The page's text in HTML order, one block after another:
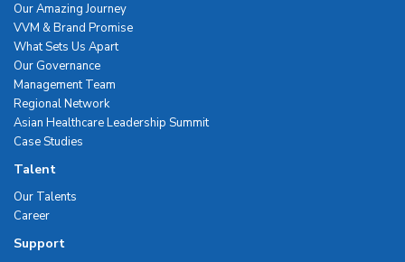
Our Amazing Journey
VVM & Brand Promise
What Sets Us Apart
Our Governance
Management Team
Regional Network
Asian Healthcare Leadership Summit
Case Studies
Talent
Our Talents
Career
Support